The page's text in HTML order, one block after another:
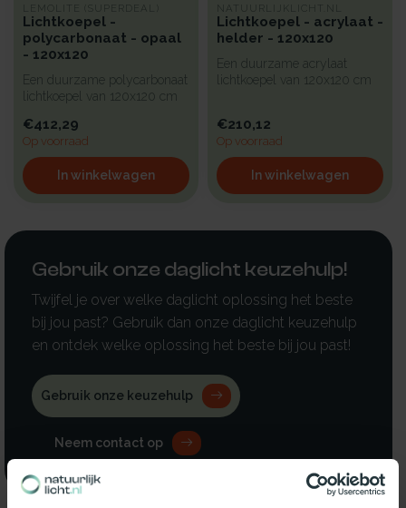
LEMOLITE (SUPERDEAL)
Lichtkoepel -
polycarbonaat - opaal
- 120x120
Een duurzame polycarbonaat
lichtkoepel van 120x120 cm
€412,29
Op voorraad
In winkelwagen
NATUURLIJKLICHT.NL
Lichtkoepel - acrylaat -
helder - 120x120
Een duurzame acrylaat
lichtkoepel van 120x120 cm
€210,12
Op voorraad
In winkelwagen
Gebruik onze daglicht keuzehulp!
Twijfel je over welke daglicht oplossing het beste
bij jou past? Gebruik dan onze daglicht keuzehulp
en ontdek welke oplossing het beste bij jou past!
Gebruik onze keuzehulp
Neem contact op